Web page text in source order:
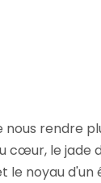
rendre
le jade
noyau